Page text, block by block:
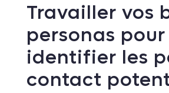
Travailler vos
personas pour
identifier les
contact